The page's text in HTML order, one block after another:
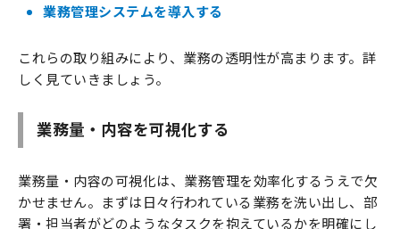
業務管理システムを導入する
これらの取り組みにより、業務の透明性が高まります。詳
しく見ていきましょう。
業務量・内容を可視化する
業務量・内容の可視化は、業務管理を効率化するうえで欠
かせません。まずは日々行われている業務を洗い出し、部
署・担当者がどのようなタスクを抱えているかを明確にし